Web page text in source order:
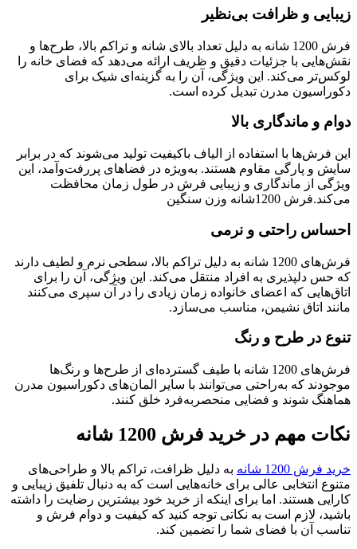
زیبایی و ظرافت بی‌نظیر
فرش 1200 شانه به دلیل تعداد بالای شانه و تراکم بالا، طرح‌ها و
نقش‌هایی با جزئیات دقیق و ظریف ارائه می‌دهد که فضای خانه را
لوکس‌تر می‌کند. این ویژگی، آن را به گزینه‌ای شیک برای
دکوراسیون مدرن تبدیل کرده است.
دوام و ماندگاری بالا
این فرش‌ها با استفاده از الیاف باکیفیت تولید می‌شوند که در برابر
سایش و پارگی مقاوم هستند. به‌ویژه در فضاهای پررفت‌وآمد، این
ویژگی از ماندگاری و زیبایی فرش در طول زمان محافظت
می‌کند.فرش 1200شانه وزن سنگین
احساس راحتی و نرمی
فرش‌های 1200 شانه به دلیل تراکم بالا، سطحی نرم و لطیف دارند
که حس دلپذیری به افراد منتقل می‌کند. این ویژگی، آن را برای
اتاق‌هایی که اعضای خانواده زمان زیادی را در آن سپری می‌کنند
مانند اتاق نشیمن، مناسب می‌سازد.
تنوع در طرح و رنگ
فرش‌های 1200 شانه با طیف گسترده‌ای از طرح‌ها و رنگ‌ها
موجودند که به‌راحتی می‌توانند با سایر المان‌های دکوراسیون مدرن
هماهنگ شوند و فضایی منحصربه‌فرد خلق کنند.
نکات مهم در خرید فرش 1200 شانه
خرید فرش 1200 شانه
به دلیل ظرافت، تراکم بالا و طراحی‌های
متنوع انتخابی عالی برای خانه‌هایی است که به دنبال تلفیق زیبایی و
کارایی هستند. اما برای اینکه از خرید خود بیشترین رضایت را داشته
باشید، لازم است به نکاتی توجه کنید که کیفیت و دوام فرش و
تناسب آن با فضای شما را تضمین کند.